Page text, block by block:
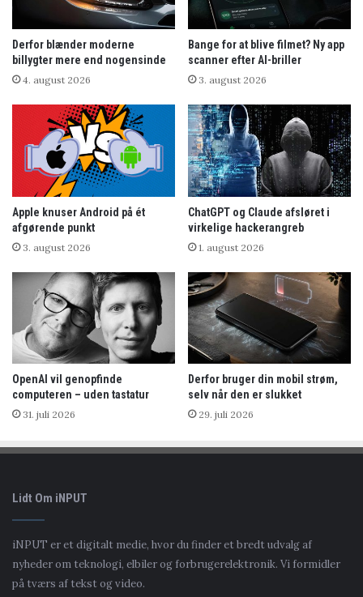
Derfor blænder moderne
billygter mere end nogensinde
4. august 2026
Bange for at blive filmet? Ny app
scanner efter AI-briller
3. august 2026
Apple knuser Android på ét
afgørende punkt
3. august 2026
ChatGPT og Claude afsløret i
virkelige hackerangreb
1. august 2026
OpenAI vil genopfinde
computeren – uden tastatur
31. juli 2026
Derfor bruger din mobil strøm,
selv når den er slukket
29. juli 2026
Lidt Om iNPUT
iNPUT er et digitalt medie, hvor du finder et bredt udvalg af
nyheder om teknologi, elbiler og forbrugerelektronik. Vi formidler
på tværs af tekst og video.